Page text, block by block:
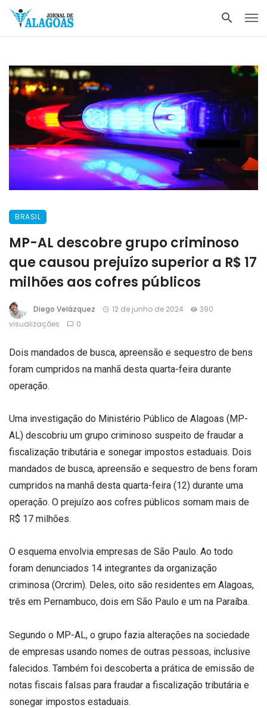
BRASIL
MP-AL descobre grupo criminoso
que causou prejuízo superior a R$ 17
milhões aos cofres públicos
Diego Velázquez 12 de junho de 2024
390
visualizações
0
Dois mandados de busca, apreensão e sequestro de bens
foram cumpridos na manhã desta quarta-feira durante
operação.
Uma investigação do Ministério Público de Alagoas (MP-
AL) descobriu um grupo criminoso suspeito de fraudar a
fiscalização tributária e sonegar impostos estaduais. Dois
mandados de busca, apreensão e sequestro de bens foram
cumpridos na manhã desta quarta-feira (12) durante uma
operação. O prejuízo aos cofres públicos somam mais de
R$ 17 milhões.
O esquema envolvia empresas de São Paulo. Ao todo
foram denunciados 14 integrantes da organização
criminosa (Orcrim). Deles, oito são residentes em Alagoas,
três em Pernambuco, dois em São Paulo e um na Paraíba.
Segundo o MP-AL, o grupo fazia alterações na sociedade
de empresas usando nomes de outras pessoas, inclusive
falecidos. Também foi descoberta a prática de emissão de
notas fiscais falsas para fraudar a fiscalização tributária e
sonegar impostos estaduais.